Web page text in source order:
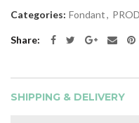
Categories: Fondant,
Share
SHIPPING & DELIVERY